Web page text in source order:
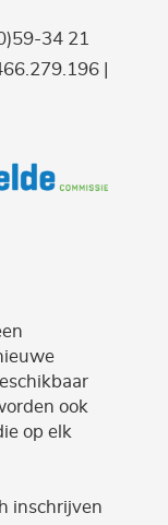
34 21
|
ook
op elk
inschrijven